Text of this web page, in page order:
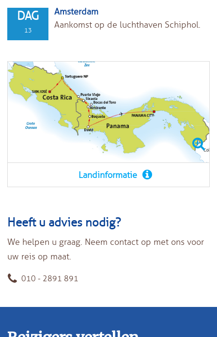
DAG
13
Amsterdam
Aankomst op de luchthaven Schiphol.
Landinformatie
Heeft u advies nodig?
We helpen u graag. Neem contact op met ons voor
uw reis op maat.
010 - 2891 891